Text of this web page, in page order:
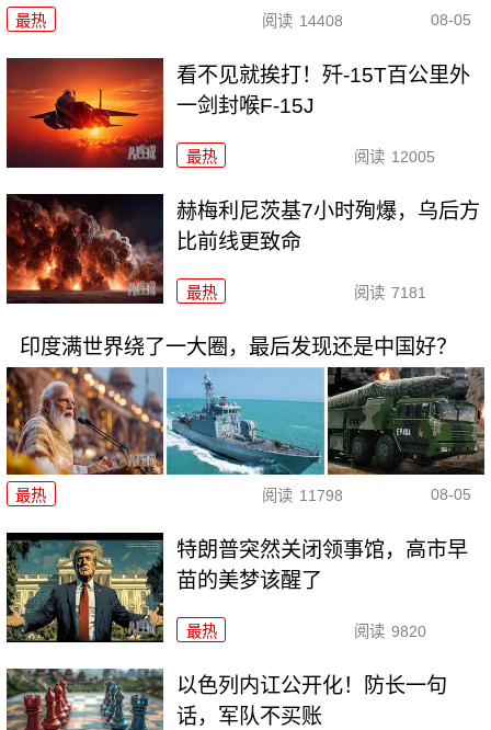
最热 阅读 14408 08-05
看不见就挨打！歼-15T百公里外
一剑封喉F-15J
最热 阅读 12005
赫梅利尼茨基7小时殉爆，乌后方
比前线更致命
最热 阅读 7181
印度满世界绕了一大圈，最后发现还是中国好？
最热 阅读 11798 08-05
特朗普突然关闭领事馆，高市早
苗的美梦该醒了
最热 阅读 9820
以色列内讧公开化！防长一句
话，军队不买账